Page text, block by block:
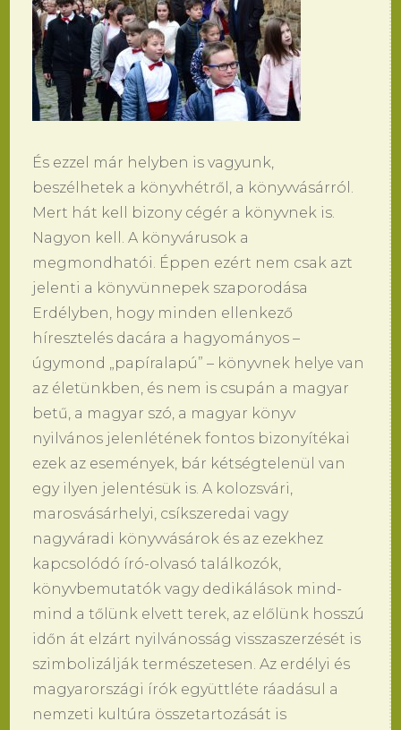
És ezzel már helyben is vagyunk,
beszélhetek a könyvhétről, a könyvvásárról.
Mert hát kell bizony cégér a könyvnek is.
Nagyon kell. A könyvárusok a
megmondhatói. Éppen ezért nem csak azt
jelenti a könyvünnepek szaporodása
Erdélyben, hogy minden ellenkező
híresztelés dacára a hagyományos –
úgymond „papíralapú” – könyvnek helye van
az életünkben, és nem is csupán a magyar
betű, a magyar szó, a magyar könyv
nyilvános jelenlétének fontos bizonyítékai
ezek az események, bár kétségtelenül van
egy ilyen jelentésük is. A kolozsvári,
marosvásárhelyi, csíkszeredai vagy
nagyváradi könyvvásárok és az ezekhez
kapcsolódó író-olvasó találkozók,
könyvbemutatók vagy dedikálások mind-
mind a tőlünk elvett terek, az előlünk hosszú
időn át elzárt nyilvánosság visszaszerzését is
szimbolizálják természetesen. Az erdélyi és
magyarországi írók együttléte ráadásul a
nemzeti kultúra összetartozását is